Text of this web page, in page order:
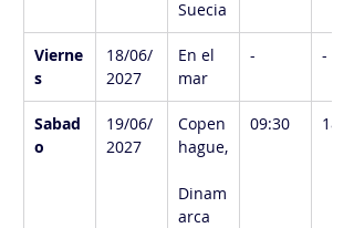
Suecia
Vierne
s
18/06/
2027
En el
mar
- -
Sabad
o
19/06/
2027
Copen
hague,
Dinam
arca
09:30 18:00